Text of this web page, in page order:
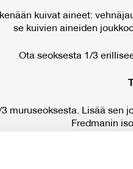
kuivat aineet:
se kuivien aineiden
Ota seoksesta 1/3
muruseoksesta. Lisää sen
Fredmanin
ja rouhittu valkosuklaa.
piirakkaa 175 asteessa